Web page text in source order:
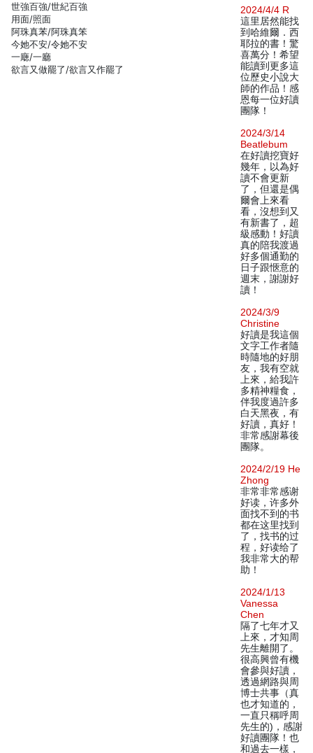
世強百強/世紀百強
用面/照面
阿珠真苯/阿珠真笨
今她不安/令她不安
一廰/一廳
欲言又做罷了/欲言又作罷了
2024/4/4 R
這里居然能找
到哈維爾．西
耶拉的書！驚
喜萬分！希望
能讀到更多這
位歷史小說大
師的作品！感
恩每一位好讀
團隊！
2024/3/14
Beatlebum
在好讀挖寶好
幾年，以為好
讀不會更新
了，但還是偶
爾會上來看
看，沒想到又
有新書了，超
級感動！好讀
真的陪我渡過
好多個通勤的
日子跟愜意的
週末，謝謝好
讀！
2024/3/9
Christine
好讀是我這個
文字工作者隨
時隨地的好朋
友，我有空就
上來，給我許
多精神糧食，
伴我度過許多
白天黑夜，有
好讀，真好！
非常感謝幕後
團隊。
2024/2/19 He
Zhong
非常非常感谢
好读，许多外
面找不到的书
都在这里找到
了，找书的过
程，好读给了
我非常大的帮
助！
2024/1/13
Vanessa
Chen
隔了七年才又
上來，才知周
先生離開了。
很高興曾有機
會參與好讀，
透過網路與周
博士共事（真
也才知道的，
一直只稱呼周
先生的)，感謝
好讀團隊！也
和過去一樣，